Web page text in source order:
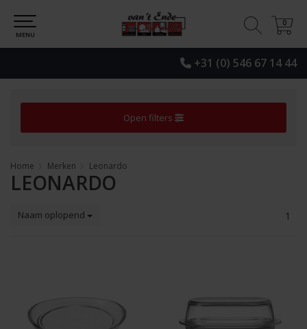
+31 (0) 546 67 14 44
0
0
MENU
Open filters
Home Merken Leonardo
LEONARDO
Naam oplopend 1